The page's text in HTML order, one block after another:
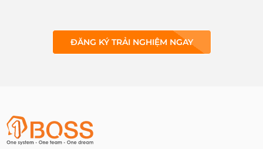
ĐĂNG KÝ TRẢI NGHIỆM NGAY